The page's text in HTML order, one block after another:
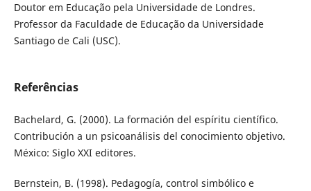
Doutor em Educação pela Universidade de Londres.
Professor da Faculdade de Educação da Universidade
Santiago de Cali (USC).
Referências
Bachelard, G. (2000). La formación del espíritu científico.
Contribución a un psicoanálisis del conocimiento objetivo.
México: Siglo XXI editores.
Bernstein, B. (1998). Pedagogía, control simbólico e